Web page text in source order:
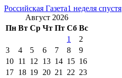
Российская Газета1 неделя спустя
Август 2026
Пн Вт Ср Чт Пт Сб Вс
1
2
3
4 5 6 7 8
9
10 11 12 13 14 15 16
17 18 19 20 21 22 23